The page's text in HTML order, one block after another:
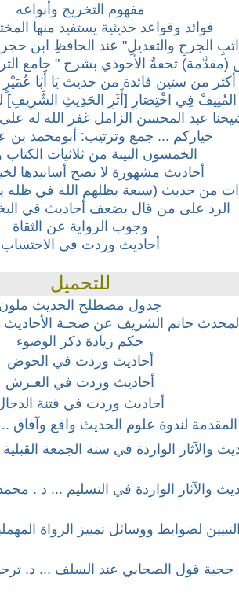
مفهوم التخريج وأنواعه
فوائد وقواعد حديثية يستفيد منها
الجرحِ والتعديلِ" عند الحافظِ ابن
(مقدَّمة) تحفةُ الأحوذي بشرح " جامع
أكثر من ستين فائدة من حديث يَا أَبَا عُمَيْرٍ
المُنِيفْ فِي اخْتِصَارِ [أَثَرِ الحَدِيثِ
عبد المحسن الزامل غفر الله له
خياركم ... جمع وترتيب: أبومحمد بن
الخمسون البينة من ثلاثيات الكتاب
أحاديث مشهورة لا تصح أسانيدها
من حديث (سبعة يظلهم الله في ظله
الرد على من قال بضعف أحاديث في
وجوب الرواية عن الثقاة
أحاديث وردت في الاحتساب
للتحميل
جدول مصطلح الحديث ملون
حاتم الشريف عن صحـة الأحاديث
حكم زيادة ذكر الوضوء
أحاديث وردت في الحوض
أحاديث وردت في العـرش
أحاديث وردت في فتنة
لندوة علوم الحديث واقع وآفاق .. في 6-8 صفر
والآثار الواردة في سنة الجمعة
والآثار الواردة في التسليم ... د .
لضوابط ووسائل تمييز الرواة
حجية قول الصحابي عند السلف ... د.